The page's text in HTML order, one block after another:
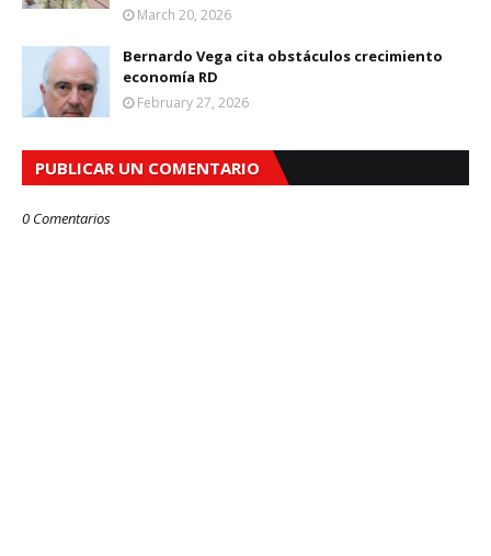
March 20, 2026
Bernardo Vega cita obstáculos crecimiento
economía RD
February 27, 2026
PUBLICAR UN COMENTARIO
0 Comentarios